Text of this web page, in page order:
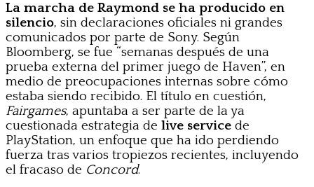
La marcha de Raymond se ha producido en
silencio, sin declaraciones oficiales ni grandes
comunicados por parte de Sony. Según
Bloomberg, se fue “semanas después de una
prueba externa del primer juego de Haven”, en
medio de preocupaciones internas sobre cómo
estaba siendo recibido. El título en cuestión,
Fairgames, apuntaba a ser parte de la ya
cuestionada estrategia de live service de
PlayStation, un enfoque que ha ido perdiendo
fuerza tras varios tropiezos recientes, incluyendo
el fracaso de Concord.